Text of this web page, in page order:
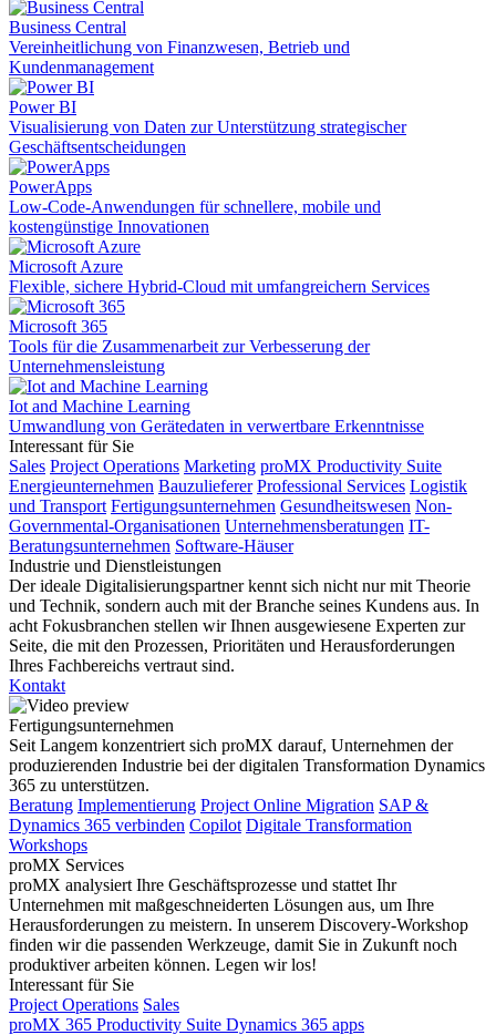
Business Central
Vereinheitlichung von Finanzwesen, Betrieb und
Kundenmanagement
Power BI
Visualisierung von Daten zur Unterstützung strategischer
Geschäftsentscheidungen
PowerApps
Low-Code-Anwendungen für schnellere, mobile und
kostengünstige Innovationen
Microsoft Azure
Flexible, sichere Hybrid-Cloud mit umfangreichern Services
Microsoft 365
Tools für die Zusammenarbeit zur Verbesserung der
Unternehmensleistung
Iot and Machine Learning
Umwandlung von Gerätedaten in verwertbare Erkenntnisse
Interessant für Sie
Sales Project Operations Marketing proMX Productivity Suite
Energieunternehmen Bauzulieferer Professional Services Logistik
und Transport Fertigungsunternehmen Gesundheitswesen Non-
Governmental-Organisationen Unternehmensberatungen IT-
Beratungsunternehmen Software-Häuser
Industrie und Dienstleistungen
Der ideale Digitalisierungspartner kennt sich nicht nur mit Theorie
und Technik, sondern auch mit der Branche seines Kundens aus. In
acht Fokusbranchen stellen wir Ihnen ausgewiesene Experten zur
Seite, die mit den Prozessen, Prioritäten und Herausforderungen
Ihres Fachbereichs vertraut sind.
Kontakt
Fertigungsunternehmen
Seit Langem konzentriert sich proMX darauf, Unternehmen der
produzierenden Industrie bei der digitalen Transformation Dynamics
365 zu unterstützen.
Beratung Implementierung Project Online Migration SAP &
Dynamics 365 verbinden Copilot Digitale Transformation
Workshops
proMX Services
proMX analysiert Ihre Geschäftsprozesse und stattet Ihr
Unternehmen mit maßgeschneiderten Lösungen aus, um Ihre
Herausforderungen zu meistern. In unserem Discovery-Workshop
finden wir die passenden Werkzeuge, damit Sie in Zukunft noch
produktiver arbeiten können. Legen wir los!
Interessant für Sie
Project Operations Sales
proMX 365 Productivity Suite Dynamics 365 apps